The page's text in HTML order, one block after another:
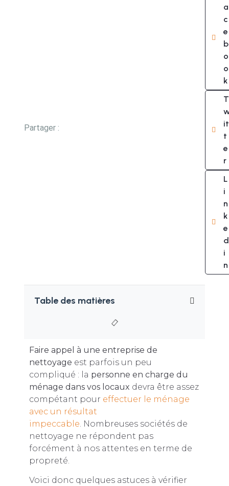
Partager :
a
c
e
b
o
o
k
T
it
t
e
r
L
i
n
k
e
d
i
n
Table des matières
Faire appel à une entreprise de
nettoyage est parfois un peu
compliqué : la personne en charge du
ménage dans vos locaux devra être assez
compétant pour effectuer le ménage
avec un résultat
impeccable. Nombreuses sociétés de
nettoyage ne répondent pas
forcément à nos attentes en terme de
propreté.
Voici donc quelques astuces à vérifier